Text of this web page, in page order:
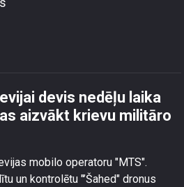
devis nedēļu laika
aizvākt krievu militāro
mobilo operatoru "MTS".
un kontrolētu "’Šahed" dronus